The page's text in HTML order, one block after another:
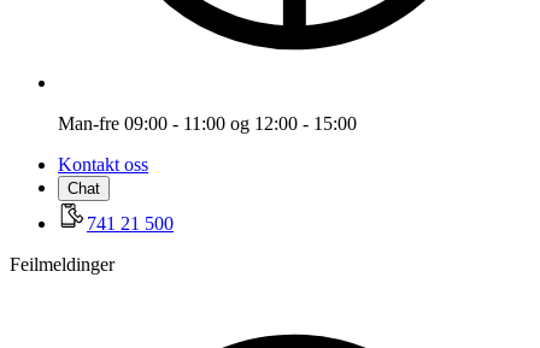
Man-fre 09:00 - 11:00 og 12:00 - 15:00
Kontakt oss
Chat
741 21 500
Feilmeldinger